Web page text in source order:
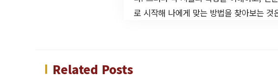
로 시작해 나에게 맞는 방법을 찾아보는
Related Posts